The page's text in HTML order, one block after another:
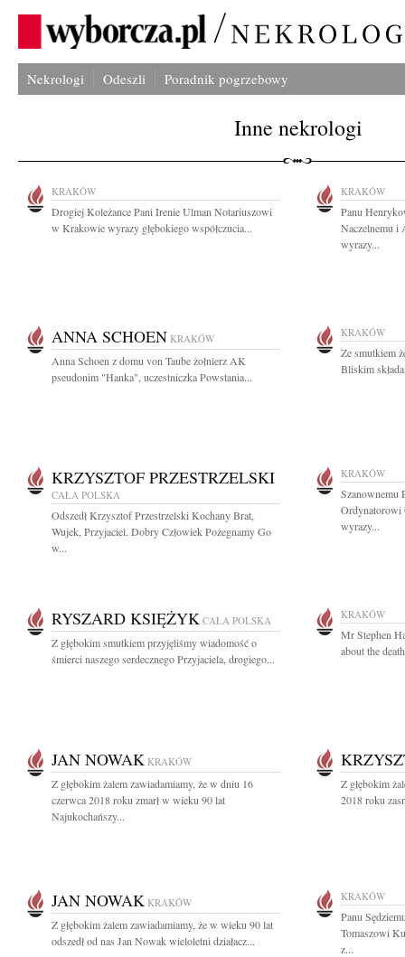
Nekrologi Odeszli Poradnik pogrzebowy
Inne nekrologi
KRAKÓW
Drogiej Koleżance Pani Irenie Ulman Notariuszowi
w Krakowie wyrazy głębokiego współczucia...
KRAKÓW
Panu
Naczelnemu i
wyrazy...
ANNA SCHOEN KRAKÓW
Anna Schoen z domu von Taube żołnierz AK
pseudonim "Hanka", uczestniczka Powstania...
KRAKÓW
Ze smutkiem
Bliskim
KRZYSZTOF PRZESTRZELSKI
CAŁA POLSKA
Odszedł Krzysztof Przestrzelski Kochany Brat,
Wujek, Przyjaciel. Dobry Człowiek Pożegnamy Go
w...
KRAKÓW
Szanownemu
Ordynatorowi
wyrazy...
RYSZARD KSIĘŻYK CAŁA POLSKA
Z głębokim smutkiem przyjęliśmy wiadomość o
śmierci naszego serdecznego Przyjaciela, drogiego...
KRAKÓW
Mr Stephen
about the
JAN NOWAK KRAKÓW
Z głębokim żalem zawiadamiamy, że w dniu 16
czerwca 2018 roku zmarł w wieku 90 lat
Najukochańszy...
Z głębokim
2018 roku
JAN NOWAK KRAKÓW
Z głębokim żalem zawiadamiamy, że w wieku 90 lat
odszedł od nas Jan Nowak wieloletni działacz...
KRAKÓW
Panu
Tomaszowi
z...